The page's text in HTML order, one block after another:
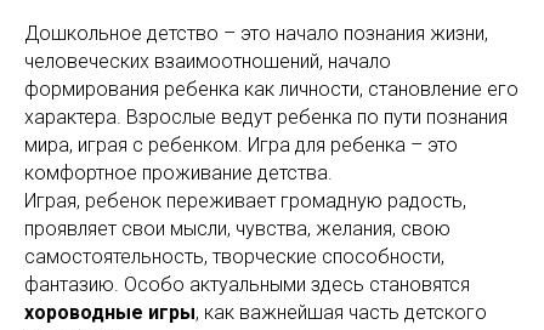
Дошкольное детство – это начало познания жизни,
человеческих взаимоотношений, начало
формирования ребенка как личности, становление его
характера. Взрослые ведут ребенка по пути познания
мира, играя с ребенком. Игра для ребенка – это
комфортное проживание детства.
Играя, ребенок переживает громадную радость,
проявляет свои мысли, чувства, желания, свою
самостоятельность, творческие способности,
фантазию. Особо актуальными здесь становятся
хороводные игры, как важнейшая часть детского